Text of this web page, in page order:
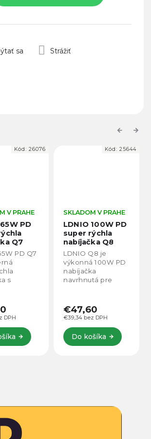
sa Strážiť
Previous
PD
Q8
V PRAHE
DPH
je
PD
pre
širokej
–
Kód:25644
LDNIO Q408
100W GaN super
rýchla nabíjačka
SKLADOM V PRAHE
€42,64 bez DPH
€51,60
Do košíka
LDNIO Q408 100W
GaN
rýchlonabíjačka so
4 USB portami (3×
nabíjanie
viacerých
PD, QC, PPS a
ďalších protokolov,
Kód:25683
Next